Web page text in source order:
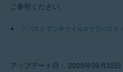
ご参照ください。
アバスト アンチウイルスでアバスト
アップデート日： 2025年09月22日